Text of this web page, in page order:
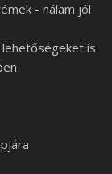
- nálam jól
lehetőségeket is